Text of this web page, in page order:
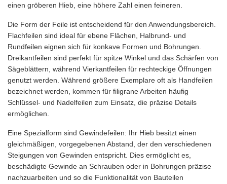
einen gröberen Hieb, eine höhere Zahl einen feineren.
Die Form der Feile ist entscheidend für den Anwendungsbereich.
Flachfeilen sind ideal für ebene Flächen, Halbrund- und
Rundfeilen eignen sich für konkave Formen und Bohrungen.
Dreikantfeilen sind perfekt für spitze Winkel und das Schärfen von
Sägeblättern, während Vierkantfeilen für rechteckige Öffnungen
genutzt werden. Während größere Exemplare oft als Handfeilen
bezeichnet werden, kommen für filigrane Arbeiten häufig
Schlüssel- und Nadelfeilen zum Einsatz, die präzise Details
ermöglichen.
Eine Spezialform sind Gewindefeilen: Ihr Hieb besitzt einen
gleichmäßigen, vorgegebenen Abstand, der den verschiedenen
Steigungen von Gewinden entspricht. Dies ermöglicht es,
beschädigte Gewinde an Schrauben oder in Bohrungen präzise
nachzuarbeiten und so die Funktionalität von Bauteilen